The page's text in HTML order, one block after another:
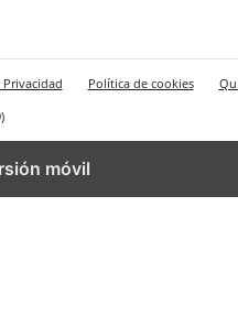
Política de cookies
móvil